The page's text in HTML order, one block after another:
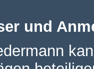
und